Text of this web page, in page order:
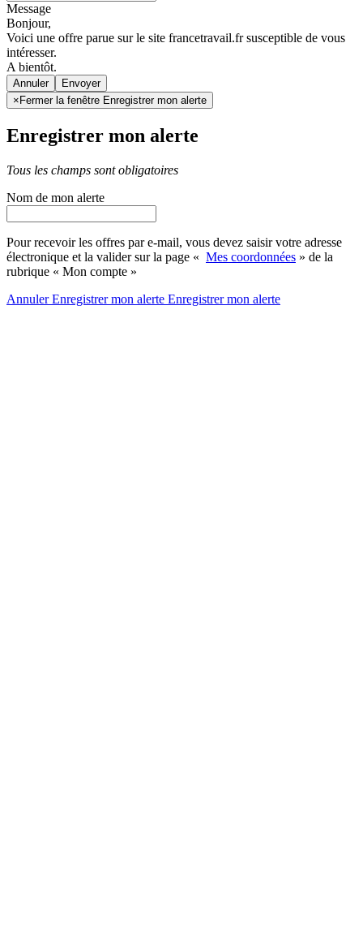
Message
Bonjour,
Voici une offre parue sur le site francetravail.fr susceptible de vous
intéresser.
A bientôt.
Annuler
× Fermer la fenêtre Enregistrer mon alerte
Enregistrer mon alerte
Tous les champs sont obligatoires
Nom de mon alerte
Pour recevoir les offres par e-mail, vous devez saisir votre adresse
électronique et la valider sur la page « Mes coordonnées » de la
rubrique « Mon compte »
AnnulerEnregistrer mon alerte Enregistrermon alerte